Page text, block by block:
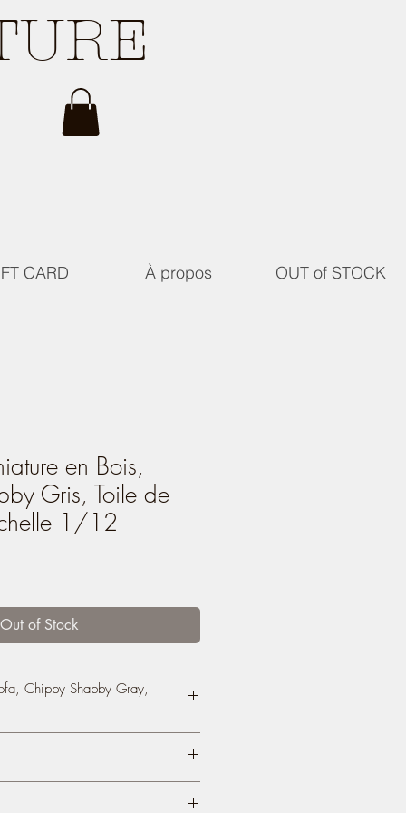
CARD À propos OUT of STOCK
en Bois,
Gris, Toile de
1/12
Out of Stock
Chippy Shabby Gray,
Dollhouse Furniture, Scale